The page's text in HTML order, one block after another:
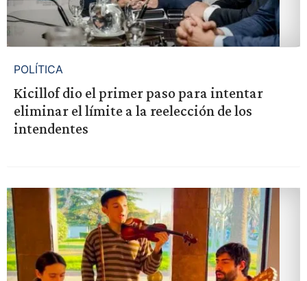
POLÍTICA
Kicillof dio el primer paso para intentar
eliminar el límite a la reelección de los
intendentes